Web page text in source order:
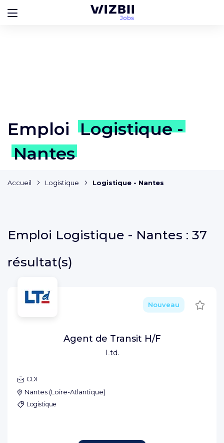
Emploi Logistique -
Nantes
Accueil Logistique Logistique - Nantes
Emploi Logistique - Nantes : 37
résultat(s)
Ltd.
Nouveau
Agent de Transit H/F
CDI
Nantes (Loire-Atlantique)
Logistique